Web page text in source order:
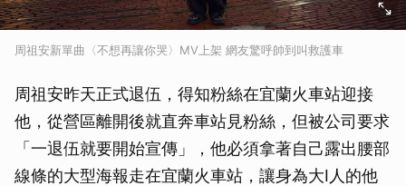
周祖安新單曲〈不想再讓你哭〉MV上架 網友驚呼帥到叫救護車
周祖安昨天正式退伍，得知粉絲在宜蘭火車站迎接
他，從營區離開後就直奔車站見粉絲，但被公司要求
「一退伍就要開始宣傳」，他必須拿著自己露出腰部
線條的大型海報走在宜蘭火車站，讓身為大I人的他